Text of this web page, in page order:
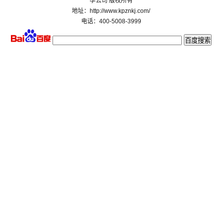
地址：http://www.kpznkj.com/
电话：400-5008-3999